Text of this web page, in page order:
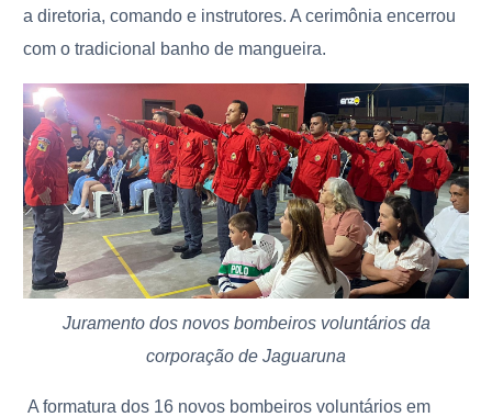
a diretoria, comando e instrutores. A cerimônia encerrou
com o tradicional banho de mangueira.
Juramento dos novos bombeiros voluntários da
corporação de Jaguaruna
A formatura dos 16 novos bombeiros voluntários em